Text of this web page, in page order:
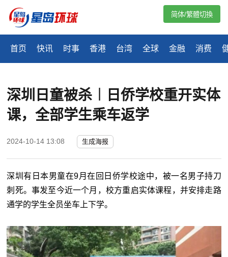
首页 快讯 时事 香港 台湾 全球 金融 消费
简体/繁體切換
深圳日童被杀︱日侨学校重开实体
课，全部学生乘车返学
2024-10-14 13:08 生成海报
深圳有日本男童在9月在回日侨学校途中，被一名男子持刀
刺死。事发至今近一个月，校方重启实体课程，并安排走路
通学的学生全员坐车上下学。